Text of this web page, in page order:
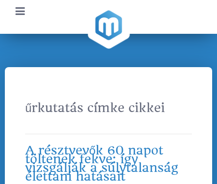
űrkutatás címke cikkei
A résztvevők 60 napot
töltenek fekve: így
vizsgálják a súlytalanság
élettani hatásait